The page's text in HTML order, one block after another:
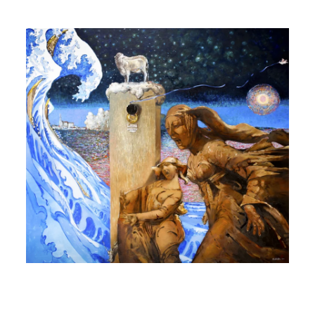
2011 | 180 x 200 cm | Öl auf Leinwand